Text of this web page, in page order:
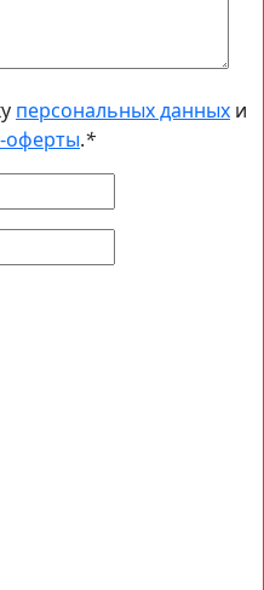
персональных данных и
оферты.*